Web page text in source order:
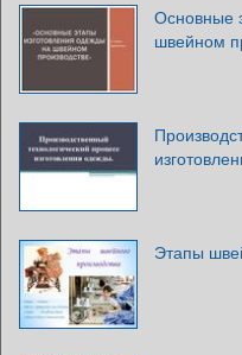
Основные
швейном
Этапы